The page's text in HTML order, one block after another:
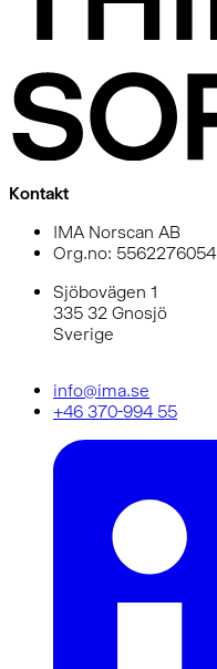
Kontakt
IMA Norscan AB
Org.no: 5562276054
Sjöbovägen 1
335 32 Gnosjö
Sverige
info@ima.se
+46 370-994 55